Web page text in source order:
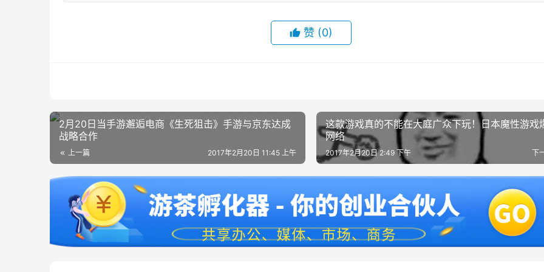
赞 (0)
2月20日当手游邂逅电商《生死狙击》手游与京东达成
战略合作
上一篇 2017年2月20日 11:45 上午
这款游戏真的不能在大庭广众下玩！日本魔性游戏
网络
下
2017年2月20日 2:49 下午